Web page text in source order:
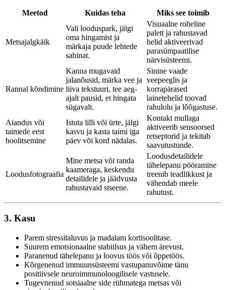
Meetod Kuidas teha Miks see toimib
Metsajalgkäik
Vali looduspark, jälgi
oma hingamist ja
märkaja puude lehtede
sahinat.
Visuaalne roheline
palett ja rahustavad
helid aktiveerivad
parasümpaatilise
närvisüsteemi.
Rannal kõndimine
Kanna mugavaid
jalanõusid, märka vee ja
liiva tekstuuri, tee aeg-
ajalt pausid, et hingata
sügavalt.
Sinine vaade
veepeeglis ja
korrapärased
lainetehelid toovad
rahulolu ja lõõgastuse.
Aiandus või
taimede eest
hoolitsemine
Istuta lilli või ürte, jälgi
kasvu ja kasta taimi iga
päev või kord nädalas.
Kontakt mullaga
aktiveerib sensoorsed
retseptorid ja tekitab
saavutustunde.
Loodusfotograafia
Mine metsa või randa
kaameraga, keskendu
detailidele ja jäädvusta
rahustavaid stseene.
Loodusdetailidele
tähelepanu pööramine
treenib teadlikkust ja
vähendab meele
rahutust.
3. Kasu
Parem stressitaluvus ja madalam kortisoolitase.
Suurem emotsionaalne stabiilsus ja vähem ärevust.
Paranenud tähelepanu ja loovus töös või õppetöös.
Kõrgenenud immuunsüsteemi vastupanuvõime tänu
positiivsele neuroimmunoloogilisele vastusele.
Tugevnenud sotsiaalne side rühmatega metsas või